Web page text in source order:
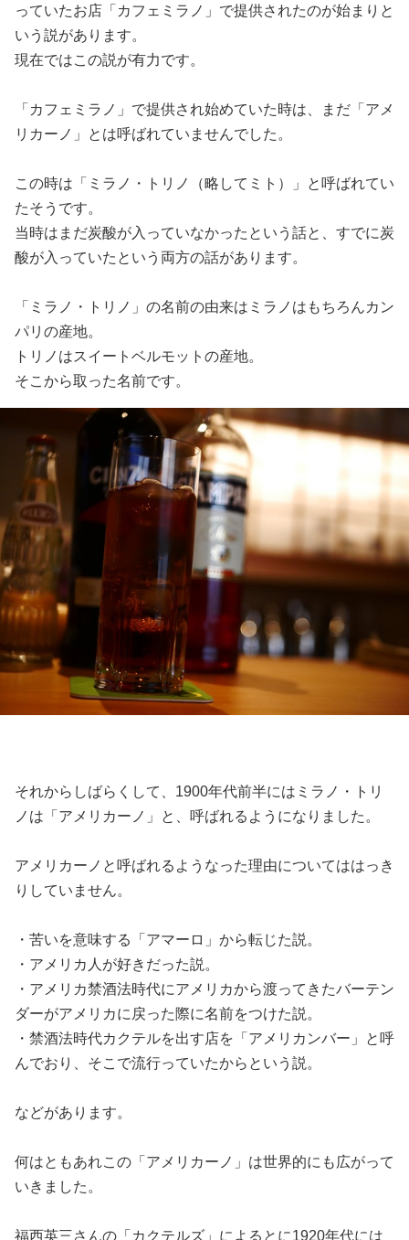
っていたお店「カフェミラノ」で提供されたのが始まりと
いう説があります。
現在ではこの説が有力です。
「カフェミラノ」で提供され始めていた時は、まだ「アメ
リカーノ」とは呼ばれていませんでした。
この時は「ミラノ・トリノ（略してミト）」と呼ばれてい
たそうです。
当時はまだ炭酸が入っていなかったという話と、すでに炭
酸が入っていたという両方の話があります。
「ミラノ・トリノ」の名前の由来はミラノはもちろんカン
パリの産地。
トリノはスイートベルモットの産地。
そこから取った名前です。
それからしばらくして、1900年代前半にはミラノ・トリ
ノは「アメリカーノ」と、呼ばれるようになりました。
アメリカーノと呼ばれるようなった理由についてははっき
りしていません。
・苦いを意味する「アマーロ」から転じた説。
・アメリカ人が好きだった説。
・アメリカ禁酒法時代にアメリカから渡ってきたバーテン
ダーがアメリカに戻った際に名前をつけた説。
・禁酒法時代カクテルを出す店を「アメリカンバー」と呼
んでおり、そこで流行っていたからという説。
などがあります。
何はともあれこの「アメリカーノ」は世界的にも広がって
いきました。
福西英三さんの「カクテルズ」によるとに1920年代には